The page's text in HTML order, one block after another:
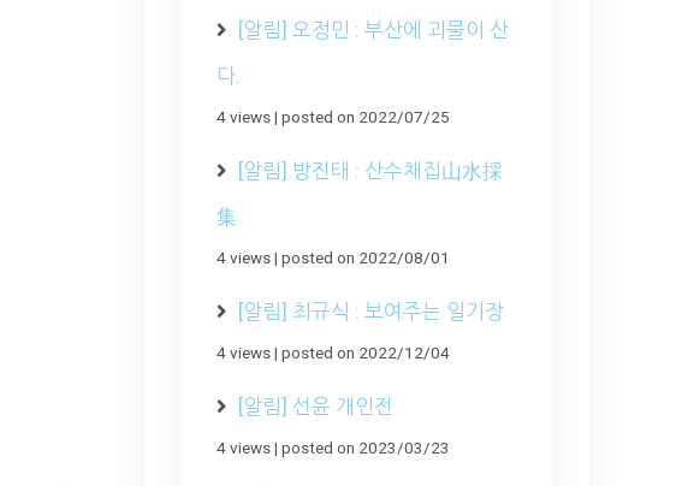
[알림] 오정민 : 부산에 괴물이 산
다.
4 views| posted on 2022/07/25
[알림] 방진태 : 산수채집山水採
集
4 views| posted on 2022/08/01
[알림] 최규식 : 보여주는 일기장
4 views| posted on 2022/12/04
[알림] 선윤 개인전
4 views| posted on 2023/03/23